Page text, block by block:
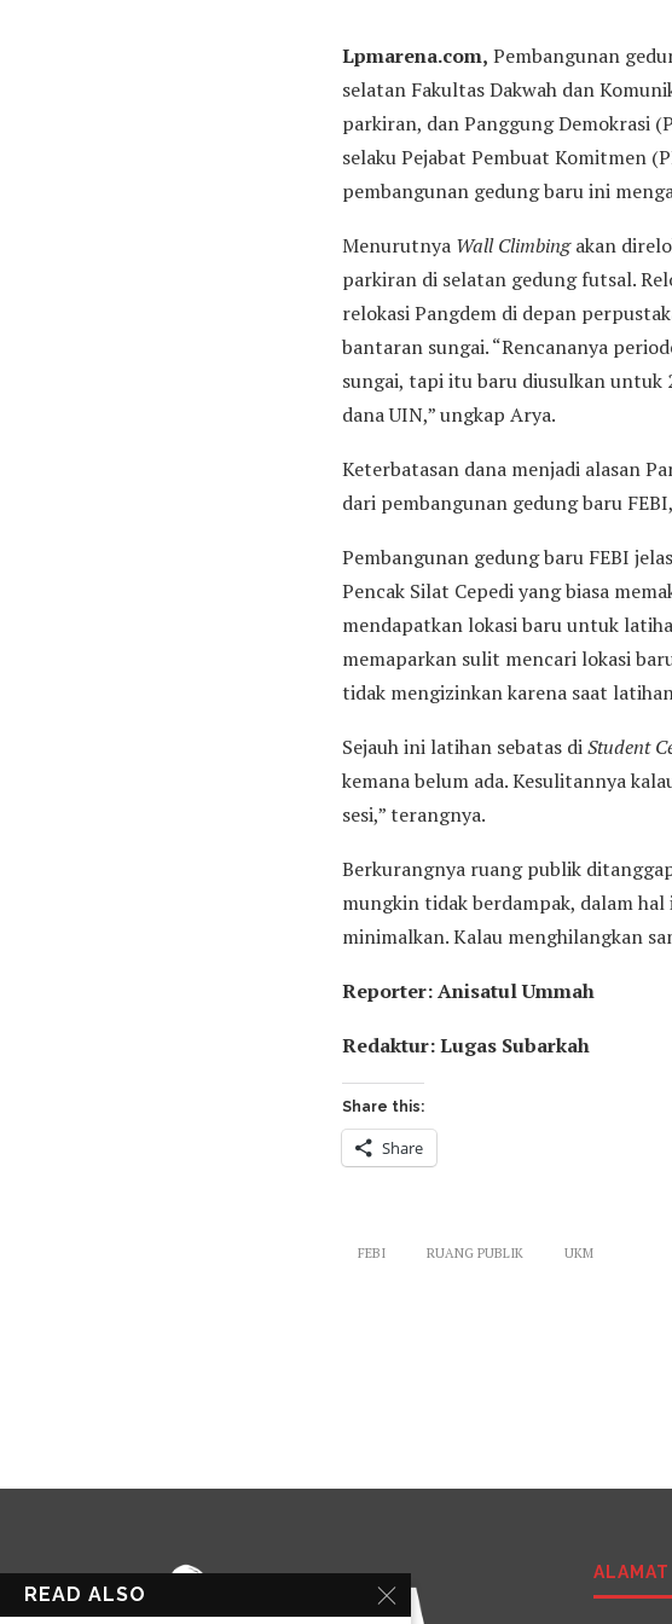
Lpmarena.com, Pembangunan
selatan Fakultas Dakwah dan
parkiran, dan Panggung Demokrasi
selaku Pejabat Pembuat Komitmen
pembangunan gedung baru ini
Menurutnya Wall Climbingakan
parkiran di selatan gedung futsal.
relokasi Pangdem di depan
bantaran sungai. “Rencananya
sungai, tapi itu baru diusulkan untuk
dana UIN,” ungkap Arya.
Keterbatasan dana menjadi alasan
dari pembangunan gedung baru
Pembangunan gedung baru FEBI
Pencak Silat Cepedi yang biasa
mendapatkan lokasi baru untuk
memaparkan sulit mencari lokasi
tidak mengizinkan karena saat
Sejauh ini latihan sebatas diStudent
kemana belum ada. Kesulitannya
sesi,” terangnya.
Berkurangnya ruang publik
mungkin tidak berdampak, dalam
minimalkan. Kalau menghilangkan
Reporter: Anisatul Ummah
Redaktur: Lugas Subarkah
Share this:
Share
FEBI RUANG PUBLIK UKM
ALAMAT
READ ALSO